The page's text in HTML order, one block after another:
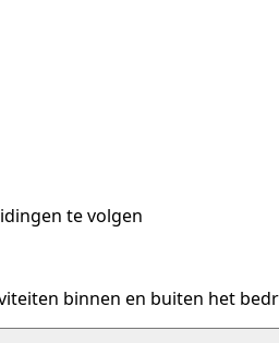
te volgen
binnen en buiten het